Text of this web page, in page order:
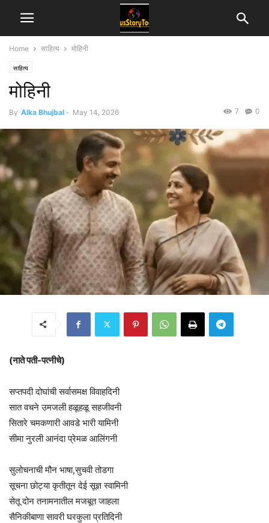
Home साहित्य मोहिनी
साहित्य
मोहिनी
By Alka Bhujbal - May 14, 2026 0
7
(नाते पती-पत्नीचे)
सप्तपदी दोघांची सर्वासमक्ष विवाहदिनी
सात वचने उमजली हळूहळू सहजीवनी
सितारे चमकणारी आवडे भारी यामिनी
सीमा नुरली आनंदा प्रेमळ आलिंगनी
सुलोचनाची मौन भाषा,सुचवी तोडगा
सूचना छोट्या कृतीतून देई सूज्ञ स्वामिनी
सेतू दोन तनामनातील मजबूत जाहला
सैनिकीबाणा सावरी घरकुला प्रतिदिनी